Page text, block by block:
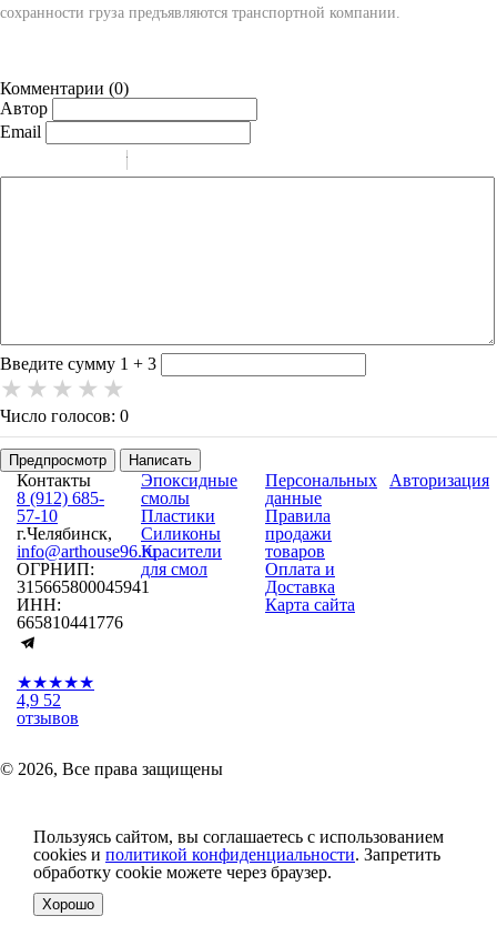
сохранности груза предъявляются транспортной компании.
Комментарии (0)
Автор
Email
-
-
-
Введите сумму 1 + 3
Число голосов: 0
Предпросмотр Написать
Контакты
8 (912) 685-
57-10
г.Челябинск,
info@arthouse96.ru
ОГРНИП:
315665800045941
ИНН:
665810441776
★★★★★
4,9 52
отзывов
Эпоксидные
смолы
Пластики
Силиконы
Красители
для смол
Персональных
данные
Правила
продажи
товаров
Оплата и
Доставка
Карта сайта
Авторизация
© 2026, Все права защищены
Пользуясь сайтом, вы соглашаетесь с использованием
cookies и политикой конфиденциальности. Запретить
обработку cookie можете через браузер.
Хорошо